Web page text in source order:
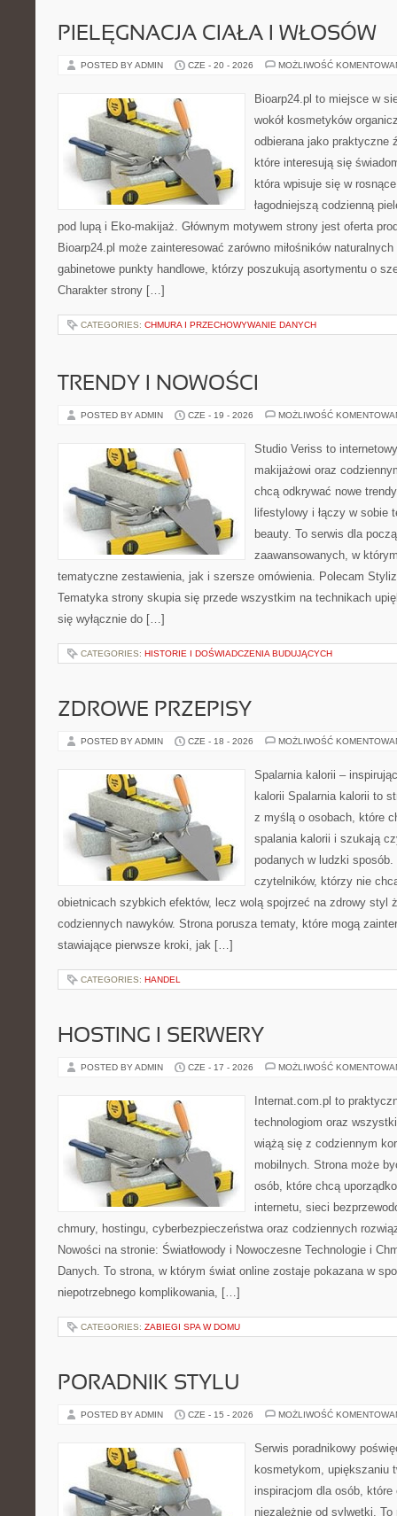
PIELĘGNACJA CIAŁA I WŁOSÓW
POSTED BY ADMIN CZE - 20 - 2026 MOŻLIWOŚĆ
Bioarp24.pl to miejsce w
wokół kosmetyków
odbierana jako praktyczne
które interesują się
która wpisuje się w
łagodniejszą codzienną
pod lupą i Eko-makijaż. Głównym motywem strony jest oferta
Bioarp24.pl może zainteresować zarówno miłośników
gabinetowe punkty handlowe, którzy poszukują asortymentu o
Charakter strony […]
CATEGORIES: CHMURA I PRZECHOWYWANIE DANYCH
TRENDY I NOWOŚCI
POSTED BY ADMIN CZE - 19 - 2026 MOŻLIWOŚĆ
Studio Veriss to
makijażowi oraz
chcą odkrywać nowe
lifestylowy i łączy w sobie
beauty. To serwis dla
zaawansowanych, w
tematyczne zestawienia, jak i szersze omówienia. Polecam
Tematyka strony skupia się przede wszystkim na technikach
się wyłącznie do […]
CATEGORIES: HISTORIE I DOŚWIADCZENIA BUDUJĄCYCH
ZDROWE PRZEPISY
POSTED BY ADMIN CZE - 18 - 2026 MOŻLIWOŚĆ
Spalarnia kalorii –
kalorii Spalarnia kalorii to
z myślą o osobach, które
spalania kalorii i szukają
podanych w ludzki sposób.
czytelników, którzy nie
obietnicach szybkich efektów, lecz wolą spojrzeć na zdrowy styl
codziennych nawyków. Strona porusza tematy, które mogą
stawiające pierwsze kroki, jak […]
CATEGORIES: HANDEL
HOSTING I SERWERY
POSTED BY ADMIN CZE - 17 - 2026 MOŻLIWOŚĆ
Internat.com.pl to
technologiom oraz
wiążą się z codziennym
mobilnych. Strona może
osób, które chcą
internetu, sieci
chmury, hostingu, cyberbezpieczeństwa oraz codziennych
Nowości na stronie: Światłowody i Nowoczesne Technologie i
Danych. To strona, w którym świat online zostaje pokazana w
niepotrzebnego komplikowania, […]
CATEGORIES: ZABIEGI SPA W DOMU
PORADNIK STYLU
POSTED BY ADMIN CZE - 15 - 2026 MOŻLIWOŚĆ
Serwis poradnikowy
kosmetykom, upiększaniu
inspiracjom dla osób,
niezależnie od sylwetki.